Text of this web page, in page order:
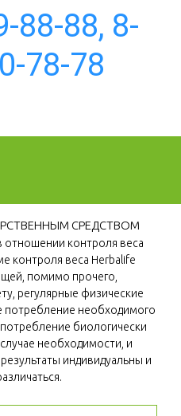
88-88, 8-
78-78
СРЕДСТВОМ
контроля веса
контроля веса Herbalife
помимо прочего,
регулярные физические
необходимого
биологически
необходимости, и
индивидуальны и